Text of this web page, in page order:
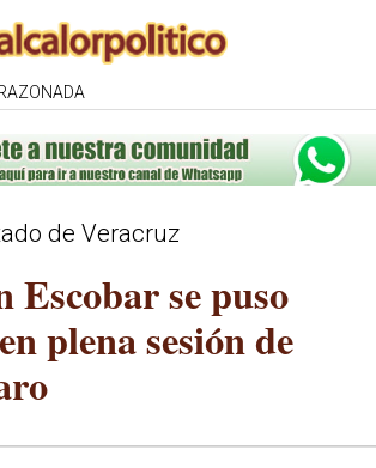
de Veracruz
Escobar se puso
plena sesión de